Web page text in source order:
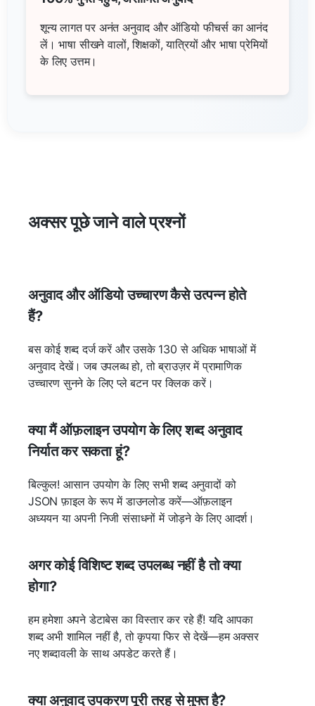
शून्य लागत पर अनंत अनुवाद और ऑडियो फीचर्स का आनंद
लें। भाषा सीखने वालों, शिक्षकों, यात्रियों और भाषा प्रेमियों
के लिए उत्तम।
अक्सर पूछे जाने वाले प्रश्नों
अनुवाद और ऑडियो उच्चारण कैसे उत्पन्न होते
हैं?
बस कोई शब्द दर्ज करें और उसके 130 से अधिक भाषाओं में
अनुवाद देखें। जब उपलब्ध हो, तो ब्राउज़र में प्रामाणिक
उच्चारण सुनने के लिए प्ले बटन पर क्लिक करें।
क्या मैं ऑफ़लाइन उपयोग के लिए शब्द अनुवाद
निर्यात कर सकता हूं?
बिल्कुल! आसान उपयोग के लिए सभी शब्द अनुवादों को
JSON फ़ाइल के रूप में डाउनलोड करें—ऑफ़लाइन
अध्ययन या अपनी निजी संसाधनों में जोड़ने के लिए आदर्श।
अगर कोई विशिष्ट शब्द उपलब्ध नहीं है तो क्या
होगा?
हम हमेशा अपने डेटाबेस का विस्तार कर रहे हैं! यदि आपका
शब्द अभी शामिल नहीं है, तो कृपया फिर से देखें—हम अक्सर
नए शब्दावली के साथ अपडेट करते हैं।
क्या अनुवाद उपकरण पूरी तरह से मुफ्त है?